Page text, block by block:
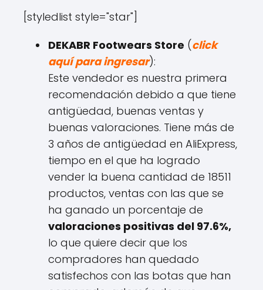
[styledlist style="star"]
DEKABR Footwears Store (click
aquí para ingresar):
Este vendedor es nuestra primera
recomendación debido a que tiene
antigüedad, buenas ventas y
buenas valoraciones. Tiene más de
3 años de antigüedad en AliExpress,
tiempo en el que ha logrado
vender la buena cantidad de 18511
productos, ventas con las que se
ha ganado un porcentaje de
valoraciones positivas del 97.6%,
lo que quiere decir que los
compradores han quedado
satisfechos con las botas que han